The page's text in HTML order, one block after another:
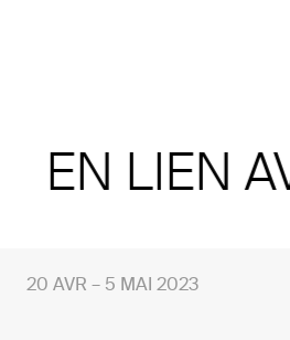
EN LIEN
20 AVR – 5 MAI 2023